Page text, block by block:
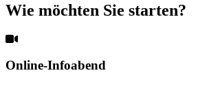
Wie möchten Sie starten?
Online-Infoabend